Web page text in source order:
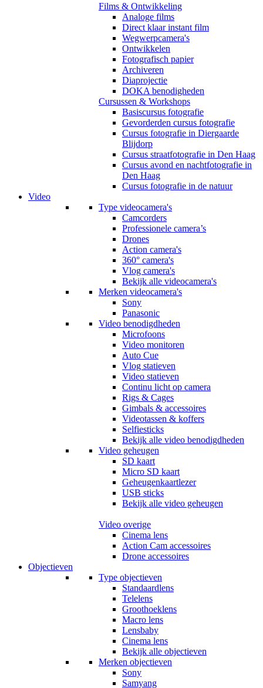
Films & Ontwikkeling
Analoge films
Direct klaar instant film
Wegwerpcamera's
Ontwikkelen
Fotografisch papier
Archiveren
Diaprojectie
DOKA benodigheden
Cursussen & Workshops
Basiscursus fotografie
Gevorderden cursus fotografie
Cursus fotografie in Diergaarde
Blijdorp
Cursus straatfotografie in Den Haag
Cursus avond en nachtfotografie in
Den Haag
Cursus fotografie in de natuur
Video
Type videocamera's
Camcorders
Professionele camera’s
Drones
Action camera's
360° camera's
Vlog camera's
Bekijk alle videocamera's
Merken videocamera's
Sony
Panasonic
Video benodigdheden
Microfoons
Video monitoren
Auto Cue
Vlog statieven
Video statieven
Continu licht op camera
Rigs & Cages
Gimbals & accessoires
Videotassen & koffers
Selfiesticks
Bekijk alle video benodigdheden
Video geheugen
SD kaart
Micro SD kaart
Geheugenkaartlezer
USB sticks
Bekijk alle video geheugen
Video overige
Cinema lens
Action Cam accessoires
Drone accessoires
Objectieven
Type objectieven
Standaardlens
Telelens
Groothoeklens
Macro lens
Lensbaby
Cinema lens
Bekijk alle objectieven
Merken objectieven
Sony
Samyang